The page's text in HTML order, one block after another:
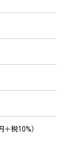
税10%）